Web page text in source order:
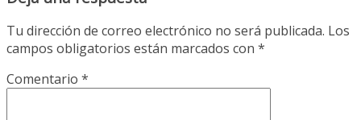
Tu dirección de correo electrónico no será publicada. Los
campos obligatorios están marcados con *
Comentario *